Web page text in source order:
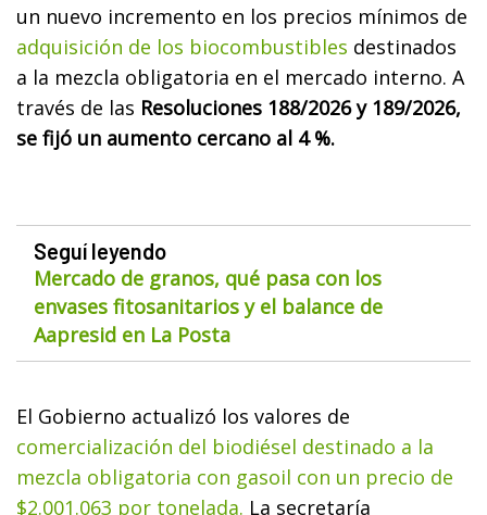
un nuevo incremento en los precios mínimos de
adquisición de los biocombustibles destinados
a la mezcla obligatoria en el mercado interno. A
través de las Resoluciones 188/2026 y 189/2026,
se fijó un aumento cercano al 4 %.
Seguí leyendo
Mercado de granos, qué pasa con los
envases fitosanitarios y el balance de
Aapresid en La Posta
El Gobierno actualizó los valores de
comercialización del biodiésel destinado a la
mezcla obligatoria con gasoil con un precio de
$2.001.063 por tonelada. La secretaría